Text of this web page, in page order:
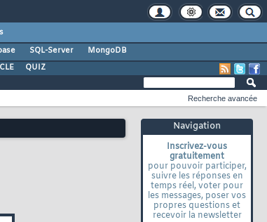
SQL-Server
MongoDB
QUIZ
Navigation
Inscrivez-vous
gratuitement
pour pouvoir participer,
suivre les réponses en
temps réel, voter pour
les messages, poser vos
propres questions et
recevoir la newsletter
Recherche avancée